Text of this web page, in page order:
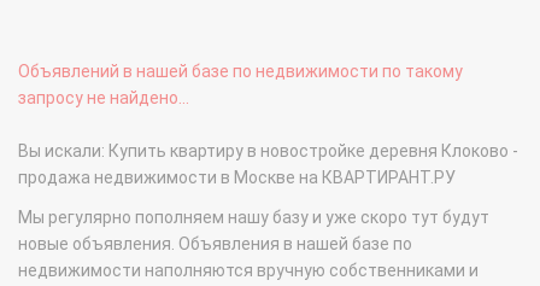
Объявлений в нашей базе по недвижимости по такому
запросу не найдено...
Вы искали: Купить квартиру в новостройке деревня Клоково -
продажа недвижимости в Москве на КВАРТИРАНТ.РУ
Мы регулярно пополняем нашу базу и уже скоро тут будут
новые объявления. Объявления в нашей базе по
недвижимости наполняются вручную собственниками и